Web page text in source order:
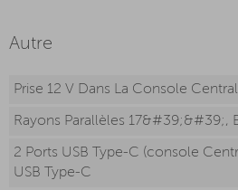
Autre
Prise 12 V Dans La Console
Rayons Parallèles 17&#39;&#39;,
2 Ports USB Type-C (console
USB Type-C